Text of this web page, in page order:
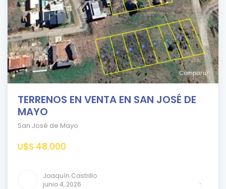
Comparar
TERRENOS EN VENTA EN SAN JOSÉ DE
MAYO
San José de Mayo
U$S 48.000
Joaquín Castrillo
junio 4, 2026